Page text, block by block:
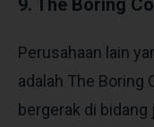
Perusahaan lain
adalah The Boring
bergerak di